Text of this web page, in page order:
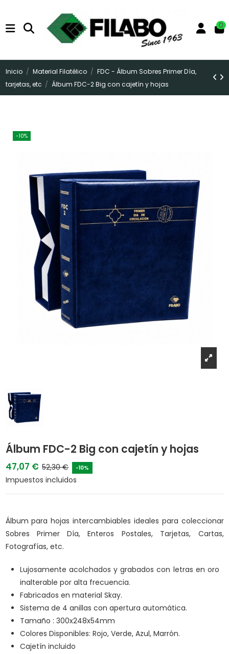
0
Inicio Material Filatélico
FDC - Álbum Sobres Primer Día,
tarjetas, etc
Álbum FDC-2 Big con cajetín y hojas
-10%
Álbum FDC-2 Big con cajetín y hojas
47,07 € 52,30 € -10%
Impuestos incluidos
Álbum para hojas intercambiables ideales para coleccionar
Sobres Primer Día, Enteros Postales, Tarjetas, Cartas,
Fotografías, etc.
Lujosamente acolchados y grabados con letras en oro
inalterable por alta frecuencia.
Fabricados en material Skay.
Sistema de 4 anillas con apertura automática.
Tamaño : 300x248x54mm
Colores Disponibles: Rojo, Verde, Azul, Marrón.
Cajetín incluido